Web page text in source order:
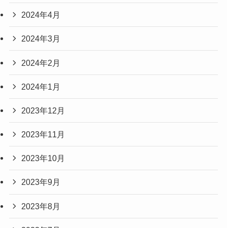
2024年4月
2024年3月
2024年2月
2024年1月
2023年12月
2023年11月
2023年10月
2023年9月
2023年8月